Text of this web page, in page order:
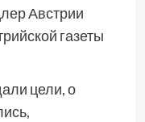
Австрии
газеты
цели, о